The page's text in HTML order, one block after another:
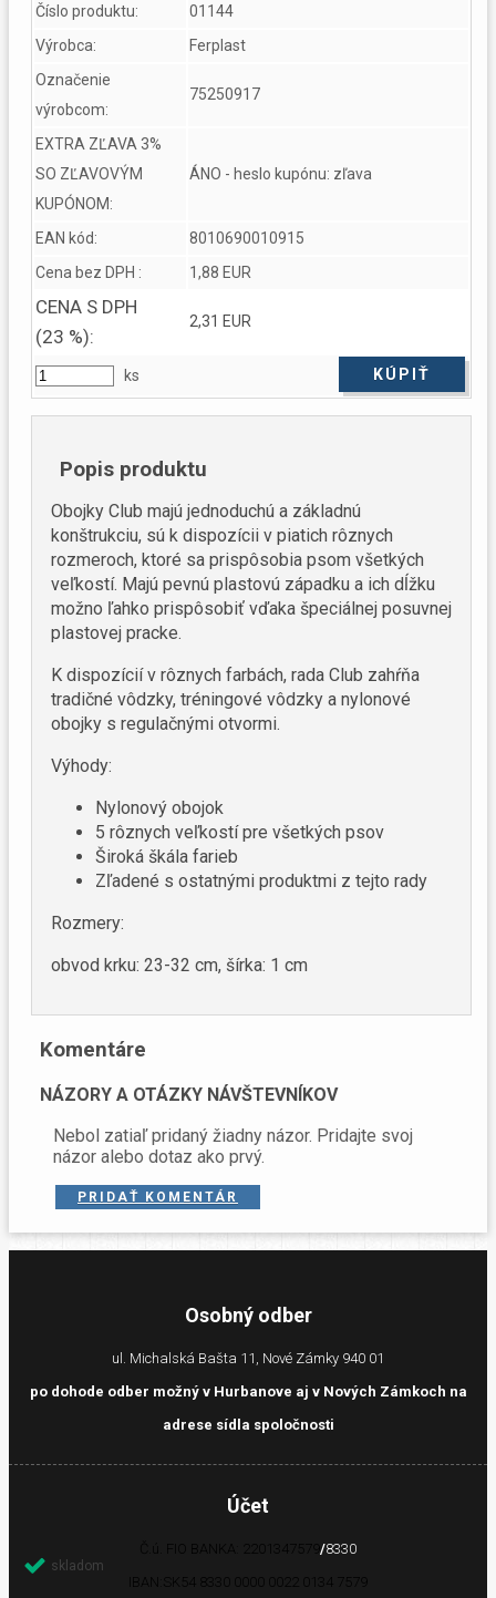
skladom
Číslo produktu:
01144
Výrobca:
Ferplast
Označenie
výrobcom:
75250917
EXTRA ZĽAVA 3%
SO ZĽAVOVÝM
KUPÓNOM:
ÁNO - heslo kupónu: zľava
EAN kód:
8010690010915
Cena bez DPH :
1,88 EUR
CENA S DPH
(23 %):
2,31 EUR
ks
Popis produktu
Obojky Club majú jednoduchú a základnú
konštrukciu, sú k dispozícii v piatich rôznych
rozmeroch, ktoré sa prispôsobia psom všetkých
veľkostí. Majú pevnú plastovú západku a ich dĺžku
možno ľahko prispôsobiť vďaka špeciálnej posuvnej
plastovej pracke.
K dispozícií v rôznych farbách, rada Club zahŕňa
tradičné vôdzky, tréningové vôdzky a nylonové
obojky s regulačnými otvormi.
Výhody:
Nylonový obojok
5 rôznych veľkostí pre všetkých psov
Široká škála farieb
Zľadené s ostatnými produktmi z tejto rady
Rozmery:
obvod krku: 23-32 cm, šírka: 1 cm
Komentáre
NÁZORY A OTÁZKY NÁVŠTEVNÍKOV
Nebol zatiaľ pridaný žiadny názor. Pridajte svoj
názor alebo dotaz ako prvý.
PRIDAŤ KOMENTÁR
Osobný odber
ul. Michalská Bašta 11, Nové Zámky 940 01
po dohode odber možný v Hurbanove aj v Nových Zámkoch na
adrese sídla spoločnosti
Účet
Č.ú. FIO BANKA: 2201347579/8330
IBAN:
SK54 8330 0000 0022 0134 7579